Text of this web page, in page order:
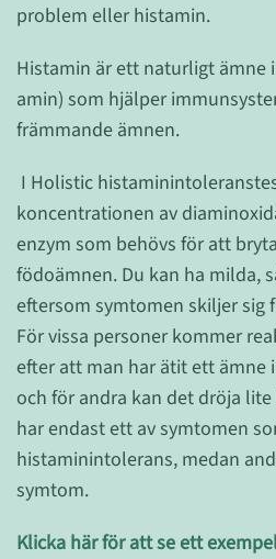
problem eller histamin.
Histamin är ett naturligt ämne
amin) som hjälper
främmande ämnen.
I Holistic
koncentrationen av
enzym som behövs för att
födoämnen. Du kan ha milda,
eftersom symtomen skiljer sig
För vissa personer kommer
efter att man har ätit ett ämne
och för andra kan det dröja
har endast ett av symtomen
histaminintolerans, medan
symtom.
Klicka här för att se ett